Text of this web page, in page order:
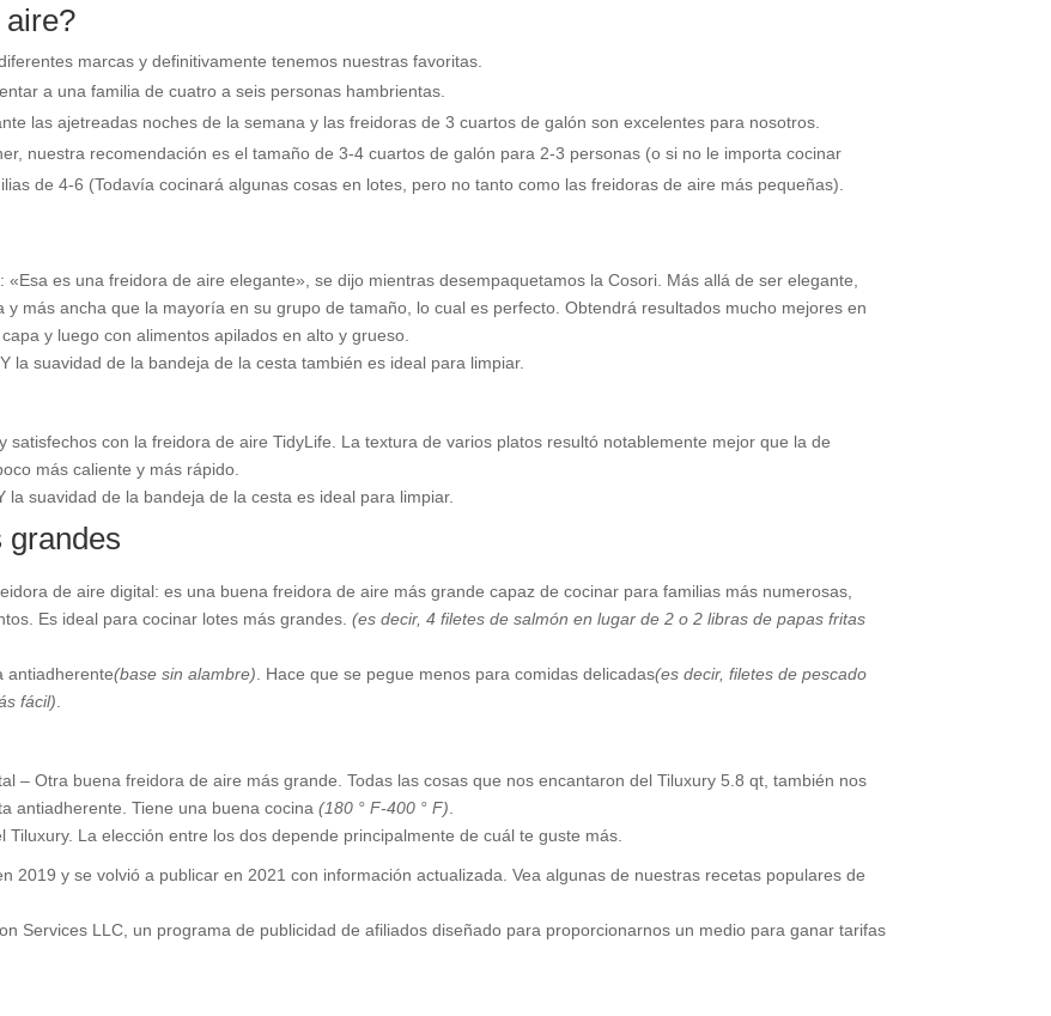
marcas y definitivamente tenemos nuestras favoritas.
a una familia de cuatro a seis personas hambrientas.
las ajetreadas noches de la semana y las freidoras de 3 cuartos de galón son excelentes para nosotros.
nuestra recomendación es el tamaño de 3-4 cuartos de galón para 2-3 personas (o si no le importa cocinar
de 4-6 (Todavía cocinará algunas cosas en lotes, pero no tanto como las freidoras de aire más pequeñas).
es una freidora de aire elegante», se dijo mientras desempaquetamos la Cosori. Más allá de ser elegante,
más ancha que la mayoría en su grupo de tamaño, lo cual es perfecto. Obtendrá resultados mucho mejores en
y luego con alimentos apilados en alto y grueso.
Y la suavidad de la bandeja de la cesta también es ideal para limpiar.
con la freidora de aire TidyLife. La textura de varios platos resultó notablemente mejor que la de
más caliente y más rápido.
la suavidad de la bandeja de la cesta es ideal para limpiar.
grandes
de aire digital: es una buena freidora de aire más grande capaz de cocinar para familias más numerosas,
Es ideal para cocinar lotes más grandes.(es decir, 4 filetes de salmón en lugar de 2 o 2 libras de papas fritas
antiadherente(base sin alambre) . Hace que se pegue menos para comidas delicadas(es decir, filetes de pescado
fácil)
– Otra buena freidora de aire más grande. Todas las cosas que nos encantaron del Tiluxury 5.8 qt, también nos
antiadherente. Tiene una buena cocina(180 ° F-400 ° F)
La elección entre los dos depende principalmente de cuál te guste más.
2019 y se volvió a publicar en 2021 con información actualizada. Vea algunas de nuestras recetas populares de
Services LLC, un programa de publicidad de afiliados diseñado para proporcionarnos un medio para ganar tarifas